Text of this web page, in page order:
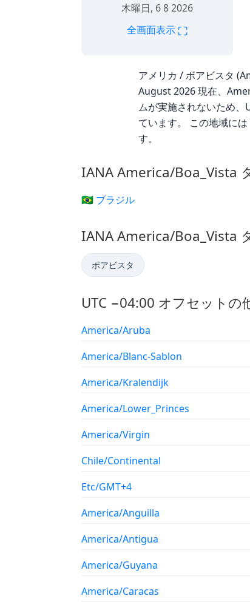
木曜日, 6 8 2026
全画面表示 ⛶
アメリカ / ボアビスタ
August 2026 現在、
ムが実施されないため
ています。 この地域に
す。
IANA America/Boa_Vista
🇧🇷 ブラジル
IANA America/Boa_Vista
ボアビスタ
UTC −04:00 オフセットの
America/Aruba
America/Blanc-Sablon
America/Kralendijk
America/Lower_Princes
America/Virgin
Chile/Continental
Etc/GMT+4
America/Anguilla
America/Antigua
America/Guyana
America/Caracas